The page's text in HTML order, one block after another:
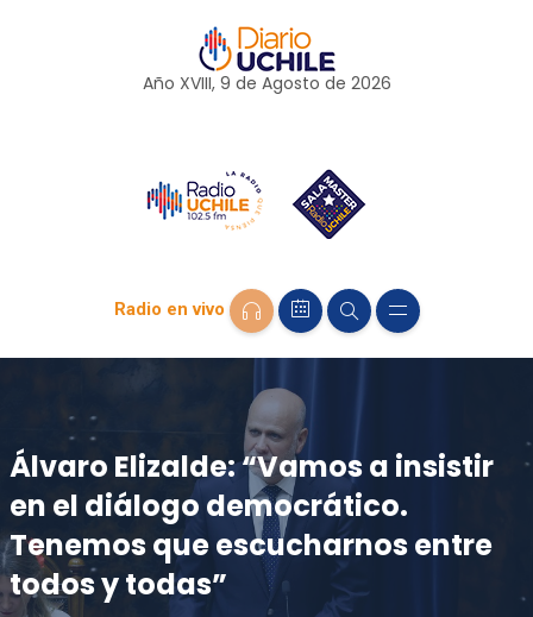
Año XVIII, 9 de Agosto de 2026
Radio en vivo
Álvaro Elizalde: “Vamos a insistir
en el diálogo democrático.
Tenemos que escucharnos entre
todos y todas”